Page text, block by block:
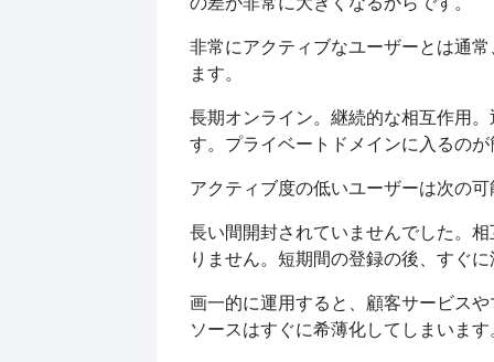
非常にアクティブなユーザーとは通
ます。
長期オンライン。継続的な相互作用
す。プライベートドメインに入るの
アクティブ度の低いユーザーは次の
長い間開封されていませんでした。
りません。短期間の登録の後、すぐ
画一的に運用すると、顧客サービス
ソースはすぐに希薄化してしまいます